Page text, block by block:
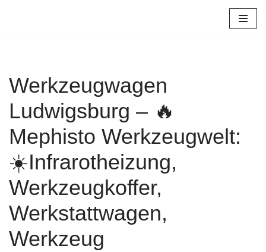
Werkzeugwagen
Ludwigsburg – 🔥
Mephisto Werkzeugwelt:
☀️Infrarotheizung,
Werkzeugkoffer,
Werkstattwagen,
Werkzeug